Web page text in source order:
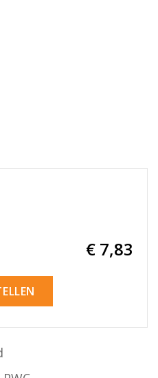
€ 7,83